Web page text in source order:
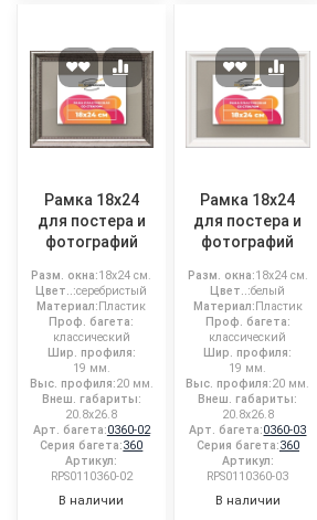
Рамка 18x24
для постера и
фотографий
Разм. окна:18x24 см.
Цвет..:серебристый
Материал:Пластик
Проф. багета:
классический
Шир. профиля:
19 мм.
Выс. профиля:20 мм.
Внеш. габариты:
20.8x26.8
Арт. багета:0360-02
Серия багета:360
Артикул:
RPS0110360-02
В наличии
Рамка 18x24
для постера и
фотографий
Разм. окна:18x24 см.
Цвет..:белый
Материал:Пластик
Проф. багета:
классический
Шир. профиля:
19 мм.
Выс. профиля:20 мм.
Внеш. габариты:
20.8x26.8
Арт. багета:0360-03
Серия багета:360
Артикул:
RPS0110360-03
В наличии